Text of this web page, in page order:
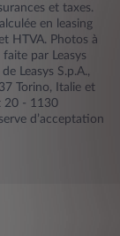
et taxes.
en leasing
HTVA. Photos à
par Leasys
Leasys S.p.A.,
Torino, Italie et
20 - 1130
d’acceptation